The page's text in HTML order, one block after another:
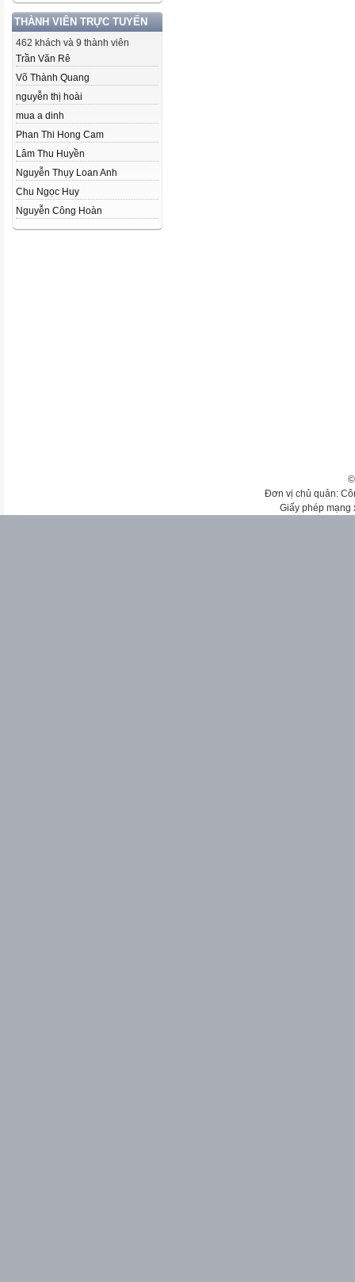
THÀNH VIÊN TRỰC TUYẾN
462 khách và 9 thành viên
Trần Văn Rê
Võ Thành Quang
nguyễn thị hoài
mua a dinh
Phan Thi Hong Cam
Lâm Thu Huyền
Nguyễn Thụy Loan Anh
Chu Ngọc Huy
Nguyễn Công Hoàn
Đơn vị chủ quản:
Giấy phép mạng